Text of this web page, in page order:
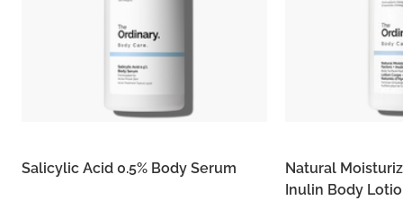
Salicylic Acid 0.5% Body Serum
Natural
Inulin Body